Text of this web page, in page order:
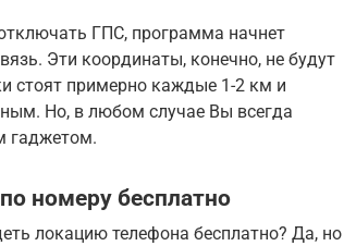
ГПС, программа начнет
Эти координаты, конечно, не будут
стоят примерно каждые 1-2 км и
Но, в любом случае Вы всегда
гаджетом.
номеру бесплатно
локацию телефона бесплатно? Да, но